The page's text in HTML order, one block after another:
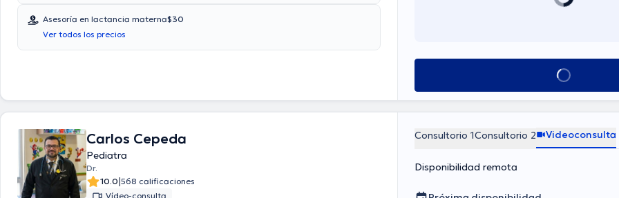
Asesoría en lactancia materna$30
Ver todos los precios
Ver más horarios
Carlos Cepeda
Pediatra
Dr.
10.0|568 calificaciones
Vídeo-consulta
Consultorio 1Consultorio 2 Videoconsulta
Disponibilidad remota